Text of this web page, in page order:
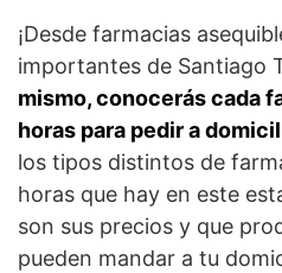
¡Desde farmacias
importantes de Santiago
mismo, conocerás cada
horas para pedir a
los tipos distintos de
horas que hay en este
son sus precios y que
pueden mandar a tu